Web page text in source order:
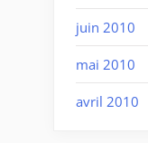
juin 2010
mai 2010
avril 2010